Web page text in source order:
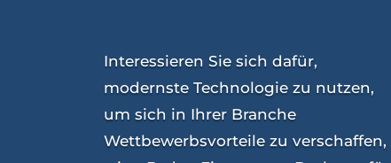
Interessieren Sie sich dafür,
modernste Technologie zu nutzen,
um sich in Ihrer Branche
Wettbewerbsvorteile zu verschaffen,